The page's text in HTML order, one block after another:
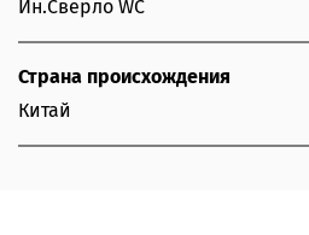
Ин.Сверло WC
Страна происхождения
Китай